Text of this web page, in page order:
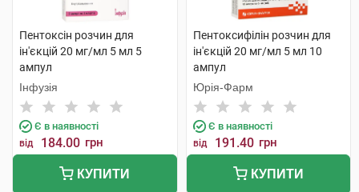
Пентоксін розчин для
ін'єкцій 20 мг/мл 5 мл 5
ампул
Інфузія
Є в наявності
від 184.00 грн
КУПИТИ
Пентоксифілін розчин для
ін'єкцій 20 мг/мл 5 мл 10
ампул
Юрія-Фарм
Є в наявності
від 191.40 грн
КУПИТИ